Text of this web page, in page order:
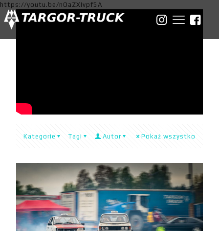
https://youtu.be/nOaZXIvpf5A
Kategorie Tagi Autor Pokaż wszystko